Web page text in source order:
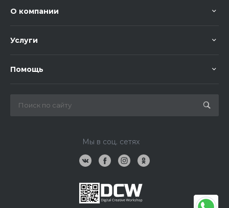
О компании
Услуги
Помощь
Мы в соц. сетях